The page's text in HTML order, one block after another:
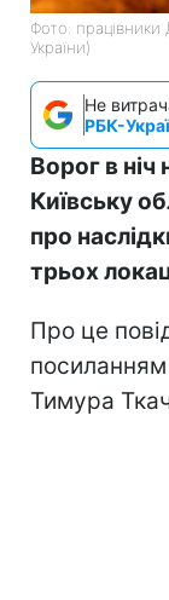
Фото: працівники
України)
Не
РБК-
Ворог в ніч
Київську
про
трьох
Про це
посиланням
Тимура